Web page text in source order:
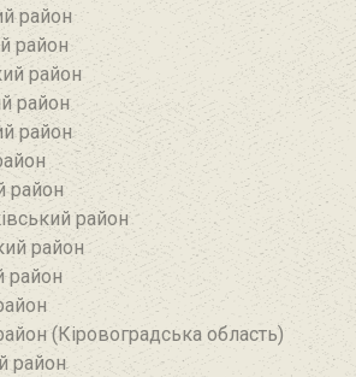
район
район
район
район
район
район
район
район‎
район
(Кіровоградська область)
район‎